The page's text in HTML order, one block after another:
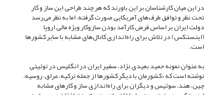
در این میان کارشناسان بر این باورند که هر چند طراحی این ساز و کار
تحت نظر و توافق طرف‌های آمریکایی صورت گرفته، اما به نظر می‌رسد
دولت ایران بر اساس فرض کارآمد بودن سازوکار ویژه مالی اروپا
(اینستکس) در تلاش برای راه‌اندازی کانال‌های مشابه با سایر کشور‌ها
است.
به عنوان نمونه حمید بعیدی نژاد، سفیر ایران در انگلیس در توئیتی
نوشته است که «کشورمان با دیگر کشور‌ها از جمله ترکیه، عراق، روسیه،
چین، هند، سوئیس و دیگران برای راه‌اندازی ساز و کار‌های مشابه